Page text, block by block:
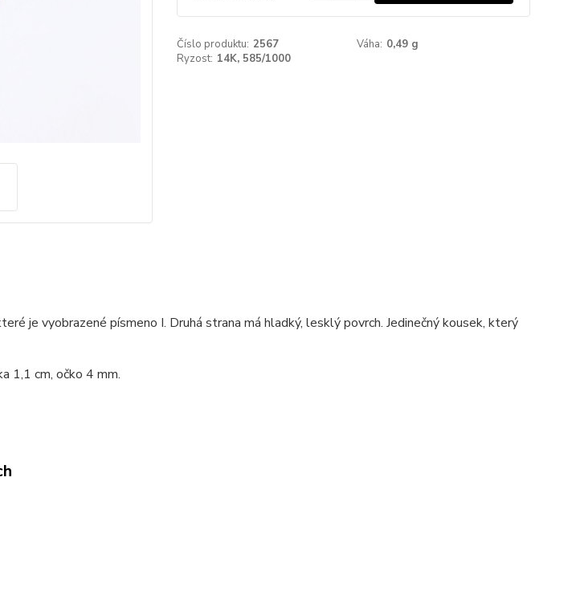
Číslo produktu: 2567 Váha: 0,49 g
Ryzost: 14K, 585/1000
je vyobrazené písmeno I. Druhá strana má hladký, lesklý povrch. Jedinečný kousek, který
1,1 cm, očko 4 mm.